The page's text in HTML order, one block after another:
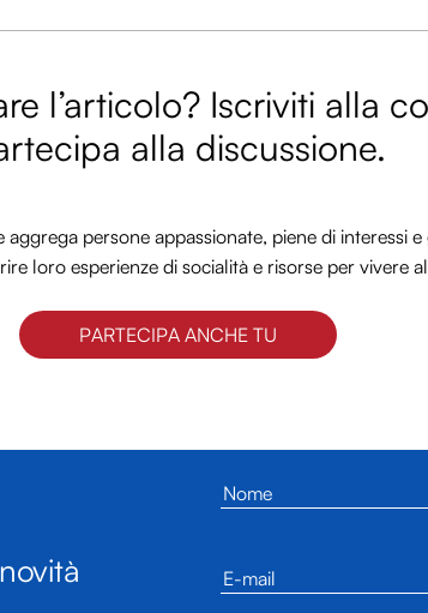
l’articolo? Iscriviti alla
alla discussione.
persone appassionate, piene di interessi
loro esperienze di socialità e risorse per vivere
PARTECIPA ANCHE TU